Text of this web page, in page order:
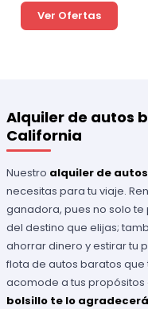
Ver Ofertas
Alquiler de autos
California
Nuestro alquiler de
necesitas para tu viaje.
ganadora, pues no solo
del destino que elijas;
ahorrar dinero y estirar tu
flota de autos baratos
acomode a tus propósitos
bolsillo te lo